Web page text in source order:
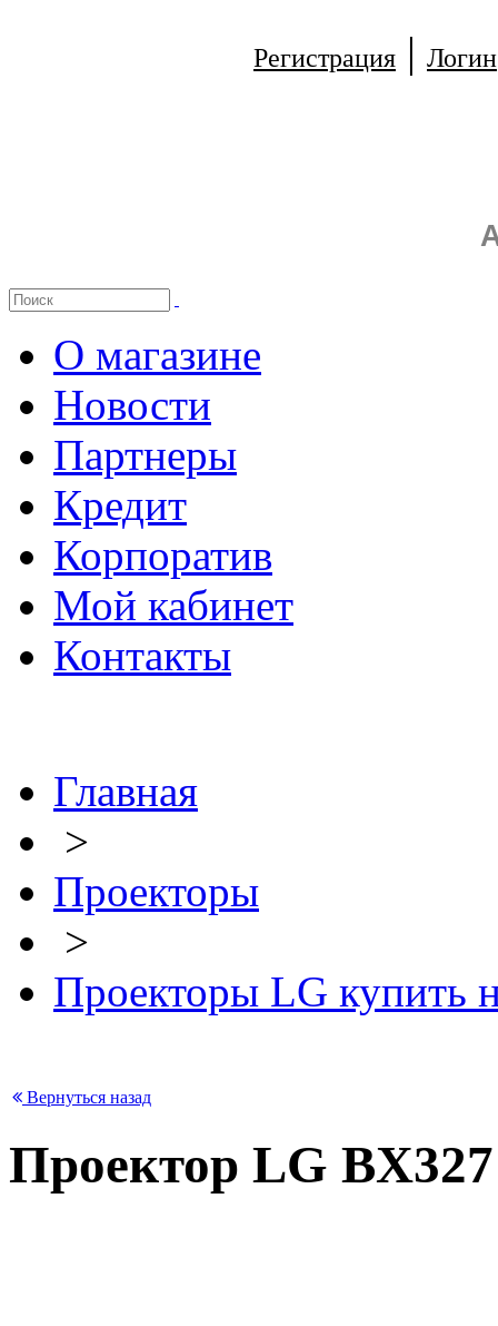
Регистрация | Логин
О магазине
Новости
Партнеры
Кредит
Корпоратив
Мой кабинет
Контакты
Главная
>
Проекторы
>
Проекторы LG купить
Вернуться назад
Проектор LG BX327